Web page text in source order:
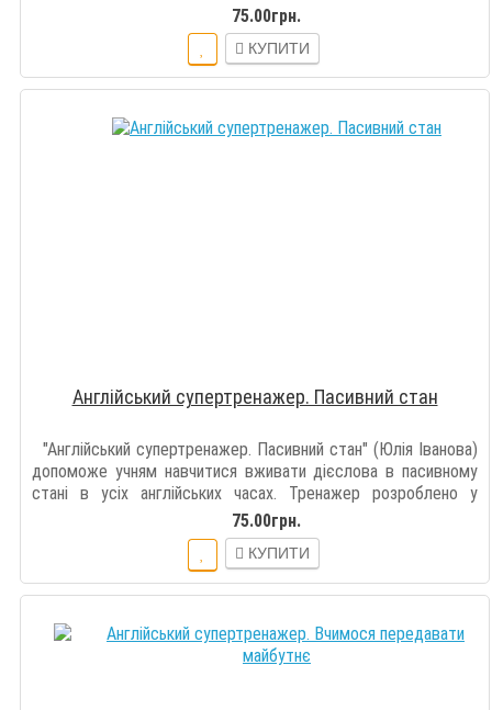
75.00грн.
КУПИТИ
Англійський супертренажер. Пасивний стан
"Англійський супертренажер. Пасивний стан" (Юлія Іванова)
допоможе учням навчитися вживати дієслова в пасивному
стані в усіх англійських часах. Тренажер розроблено у
75.00грн.
КУПИТИ